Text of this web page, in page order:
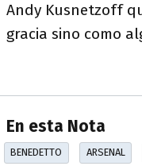
Andy Kusnetzoff
gracia sino como
En esta Nota
BENEDETTO ARSENAL